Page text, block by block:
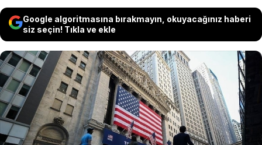
Google algoritmasına bırakmayın, okuyacağınız haberi
siz seçin! Tıkla ve ekle
ABD'de üretici fiyatları kasımda aylık
bazda yüzde 0,4, yıllık bazda yüzde 3
ile beklentilerin üzerinde arttı.